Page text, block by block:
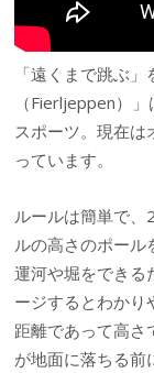
「遠くまで跳ぶ
（Fierljeppen）
スポーツ。現在は
っています。
ルールは簡単で
ルの高さのポー
運河や堀をできる
ージするとわかり
距離であって高さ
が地面に落ちる前